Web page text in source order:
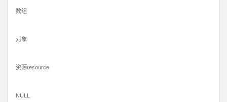
数组
对象
资源resource
NULL